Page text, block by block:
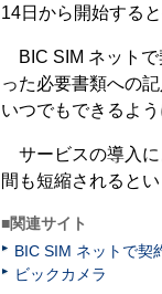
14日から開始すると
BIC SIM ネットで
った必要書類への
いつでもできるよう
サービスの導入に
間も短縮されるとい
■関連サイト
BIC SIM ネットで契
ビックカメラ